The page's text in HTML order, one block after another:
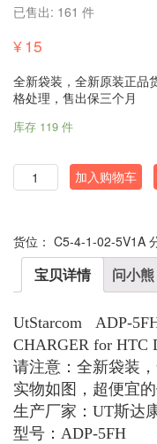
已售出: 161 件
¥15
全新袋装，全新原装正品
格处理，售出保三个月
库存 119 件
数
量
加入购物车
货位： C5-4-1-02-5V1A
宝贝详情 问小熊
UtStarcom ADP-
CHARGER for HTC
请注意：全新袋装
实物如图，超便宜
生产厂家：UT斯达
型号：ADP-5FH